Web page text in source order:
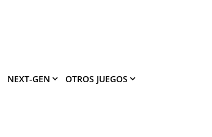
NEXT-GEN OTROS JUEGOS